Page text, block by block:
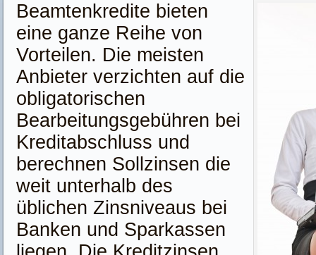
Beamtenkredite bieten
eine ganze Reihe von
Vorteilen. Die meisten
Anbieter verzichten auf die
obligatorischen
Bearbeitungsgebühren bei
Kreditabschluss und
berechnen Sollzinsen die
weit unterhalb des
üblichen Zinsniveaus bei
Banken und Sparkassen